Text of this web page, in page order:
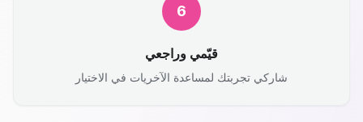
6
قيّمي وراجعي
شاركي تجربتك لمساعدة الآخريات في الاختيار